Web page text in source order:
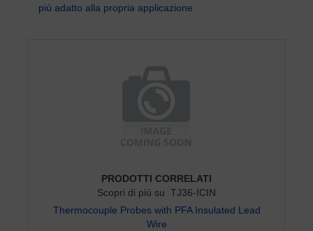
più adatto alla propria applicazione
PRODOTTI CORRELATI
Scopri di più su TJ36-ICIN
Thermocouple Probes with PFA Insulated Lead
Wire